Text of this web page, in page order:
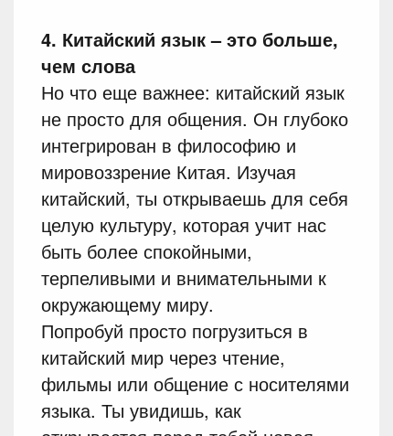
4. Китайский язык – это больше,
чем слова
Но что еще важнее: китайский язык
не просто для общения. Он глубоко
интегрирован в философию и
мировоззрение Китая. Изучая
китайский, ты открываешь для себя
целую культуру, которая учит нас
быть более спокойными,
терпеливыми и внимательными к
окружающему миру.
Попробуй просто погрузиться в
китайский мир через чтение,
фильмы или общение с носителями
языка. Ты увидишь, как